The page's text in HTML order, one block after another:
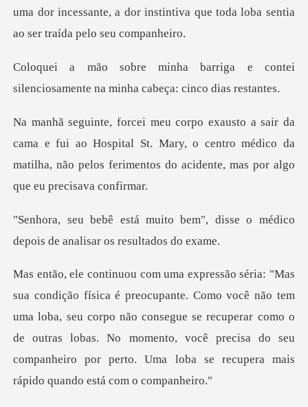
uma dor incessante, a dor instintiva que tod
a e contei
silenciosamente na min
i ao Hospital St. Mary, o centro médico da
matilha, não pelos f
em", disse o médico
depois de a
não tem
uma loba, seu corpo não consegue se recuperar como o
de outras lobas. No momento, você pre